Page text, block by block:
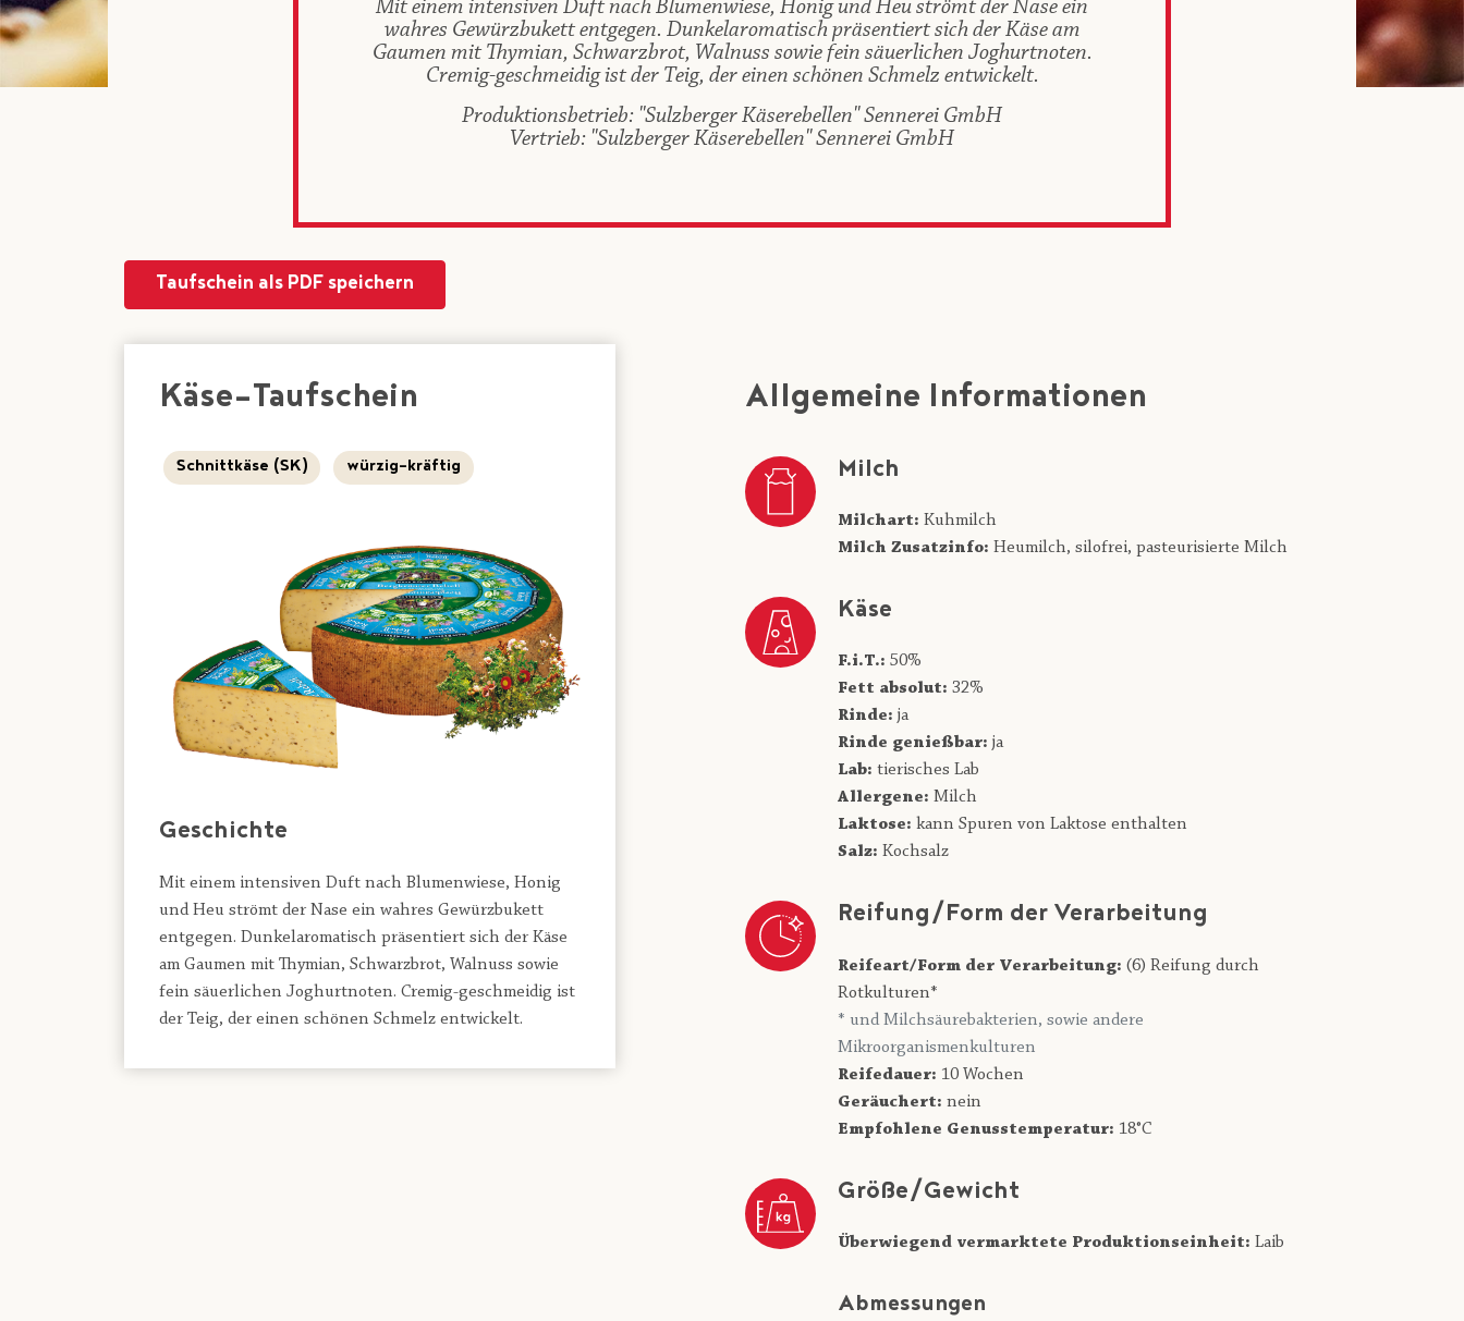
Mit einem intensiven Duft nach Blumenwiese, Honig und Heu strömt der Nase ein
wahres Gewürzbukett entgegen. Dunkelaromatisch präsentiert sich der Käse am
Gaumen mit Thymian, Schwarzbrot, Walnuss sowie fein säuerlichen Joghurtnoten.
Cremig-geschmeidig ist der Teig, der einen schönen Schmelz entwickelt.
Produktionsbetrieb: "Sulzberger Käserebellen" Sennerei GmbH
Vertrieb: "Sulzberger Käserebellen" Sennerei GmbH
Taufschein als PDF speichern
Käse-Taufschein
Schnittkäse (SK) würzig-kräftig
Geschichte
Mit einem intensiven Duft nach Blumenwiese, Honig
und Heu strömt der Nase ein wahres Gewürzbukett
entgegen. Dunkelaromatisch präsentiert sich der Käse
am Gaumen mit Thymian, Schwarzbrot, Walnuss sowie
fein säuerlichen Joghurtnoten. Cremig-geschmeidig ist
der Teig, der einen schönen Schmelz entwickelt.
Allgemeine Informationen
Milch
Milchart: Kuhmilch
Milch Zusatzinfo: Heumilch, silofrei, pasteurisierte Milch
Käse
F.i.T.: 50%
Fett absolut: 32%
Rinde: ja
Rinde genießbar: ja
Lab: tierisches Lab
Allergene: Milch
Laktose: kann Spuren von Laktose enthalten
Salz: Kochsalz
Reifung/Form der Verarbeitung
Reifeart/Form der Verarbeitung: (6) Reifung durch
Rotkulturen*
* und Milchsäurebakterien, sowie andere
Mikroorganismenkulturen
Reifedauer: 10 Wochen
Geräuchert: nein
Empfohlene Genusstemperatur: 18°C
Größe/Gewicht
Überwiegend vermarktete Produktionseinheit: Laib
Abmessungen